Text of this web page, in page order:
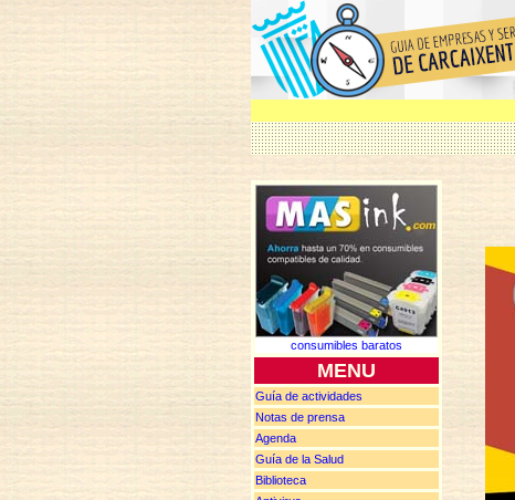
consumibles baratos
MENU
Guía de actividades
Notas de prensa
Agenda
Guía de la Salud
Biblioteca